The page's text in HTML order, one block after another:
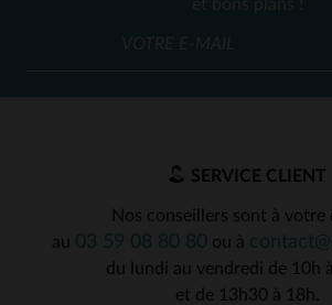
et bons plans !
SERVICE CLIENT
Nos conseillers sont à votre
au
ou à
du lundi au vendredi de 10h
et de 13h30 à 18h.